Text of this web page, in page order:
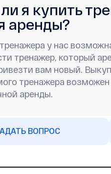
я купить
аренды?
у нас
тренажер, который
вам новый.
тренажера возможен
аренды.
ВОПРОС